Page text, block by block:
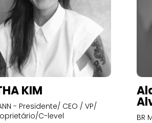
KIM
- Presidente/ CEO / VP/
C-level
BR